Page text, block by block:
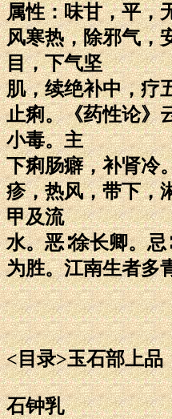
属性：味甘，平，
风寒热，除邪气，
目，下气坚
肌，续绝补中，疗
止痢。《药性论》
小毒。主
下痢肠癖，补肾冷
疹，热风，带下，
甲及流
水。恶∶徐长卿。
为胜。江南生者多
<目录>玉石部上品
石钟乳